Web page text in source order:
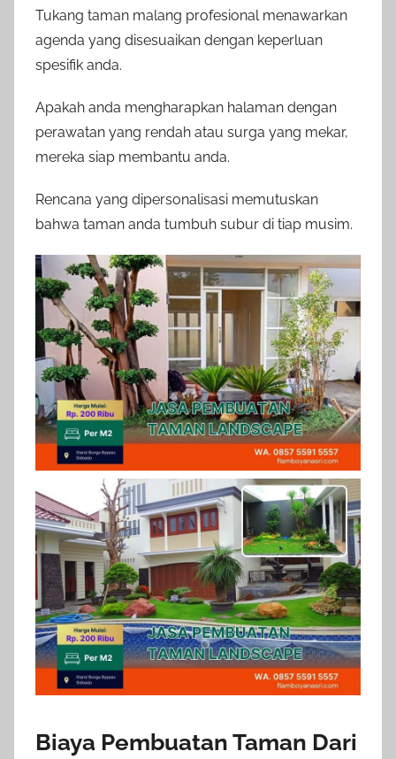
Tukang taman malang profesional menawarkan
agenda yang disesuaikan dengan keperluan
spesifik anda.
Apakah anda mengharapkan halaman dengan
perawatan yang rendah atau surga yang mekar,
mereka siap membantu anda.
Rencana yang dipersonalisasi memutuskan
bahwa taman anda tumbuh subur di tiap musim.
Biaya Pembuatan Taman Dari